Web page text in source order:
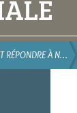
RÉPONDRE À N…